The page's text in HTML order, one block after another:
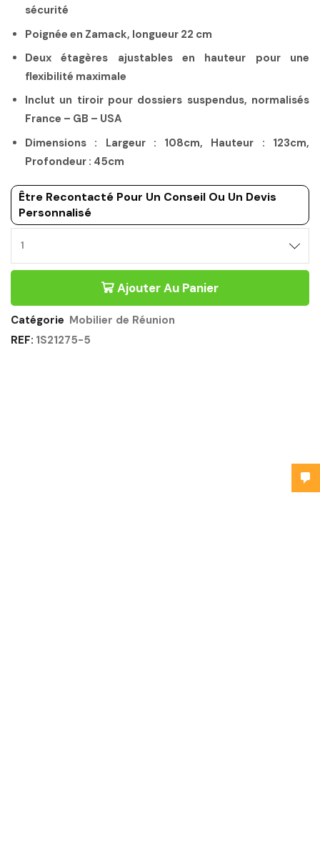
sécurité
Poignée en Zamack, longueur 22 cm
Deux étagères ajustables en hauteur pour une
flexibilité maximale
Inclut un tiroir pour dossiers suspendus, normalisés
France – GB – USA
Dimensions : Largeur : 108cm, Hauteur : 123cm,
Profondeur : 45cm
Être Recontacté Pour Un Conseil Ou Un Devis
Personnalisé
Ajouter Au Panier
Catégorie Mobilier de Réunion
REF: 1S21275-5